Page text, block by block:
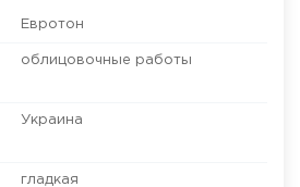
Евротон
облицовочные работы
Украина
гладкая